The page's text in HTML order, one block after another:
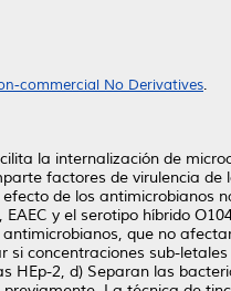
commercial No Derivatives.
la internalización de
factores de virulencia
de los
y el serotipo híbrido
que no
concentraciones sub-
HEp-2, d) Separan las